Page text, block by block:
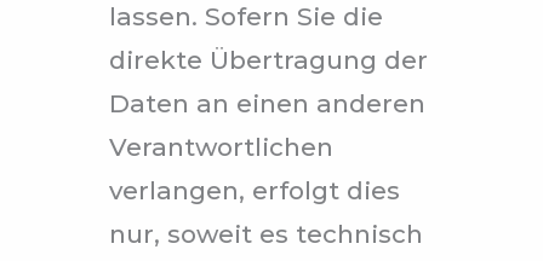
lassen. Sofern Sie die
direkte Übertragung der
Daten an einen anderen
Verantwortlichen
verlangen, erfolgt dies
nur, soweit es technisch